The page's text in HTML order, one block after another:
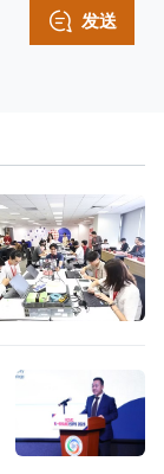
发送